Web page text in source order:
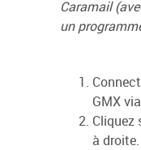
Caramail
un
GMX via
Cliquez
à droite.